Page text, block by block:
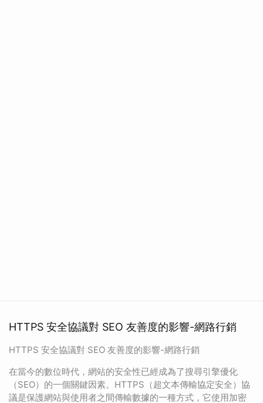
HTTPS 安全協議對 SEO 友善度的影響-網路行銷
HTTPS 安全協議對 SEO 友善度的影響-網路行銷
在當今的數位時代，網站的安全性已經成為了搜尋引擎優化
（SEO）的一個關鍵因素。HTTPS（超文本傳輸協定安全）協
議是保護網站與使用者之間傳輸數據的一種方式，它使用加密